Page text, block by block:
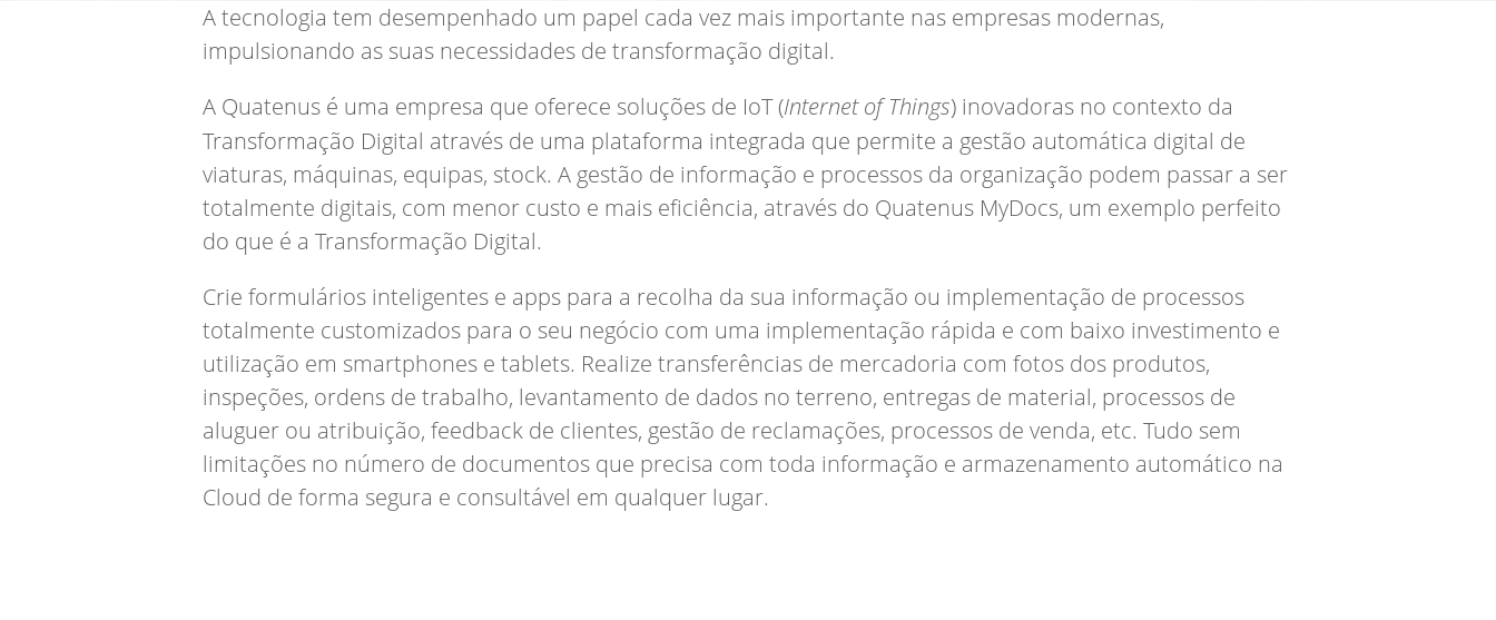
A tecnologia tem desempenhado um papel cada vez mais importante nas empresas modernas,
impulsionando as suas necessidades de transformação digital.
A Quatenus é uma empresa que oferece soluções de IoT (Internet of Things) inovadoras no contexto da
Transformação Digital através de uma plataforma integrada que permite a gestão automática digital de
viaturas, máquinas, equipas, stock. A gestão de informação e processos da organização podem passar a ser
totalmente digitais, com menor custo e mais eficiência, através do Quatenus MyDocs, um exemplo perfeito
do que é a Transformação Digital.
Crie formulários inteligentes e apps para a recolha da sua informação ou implementação de processos
totalmente customizados para o seu negócio com uma implementação rápida e com baixo investimento e
utilização em smartphones e tablets. Realize transferências de mercadoria com fotos dos produtos,
inspeções, ordens de trabalho, levantamento de dados no terreno, entregas de material, processos de
aluguer ou atribuição, feedback de clientes, gestão de reclamações, processos de venda, etc. Tudo sem
limitações no número de documentos que precisa com toda informação e armazenamento automático na
Cloud de forma segura e consultável em qualquer lugar.